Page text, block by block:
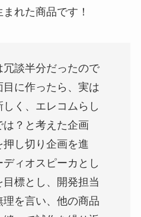
れた商品です！
談半分だったので
に作ったら、実は
く、エレコムらし
？と考えた企画
し切り企画を進
ィオスピーカとし
標とし、開発担当
を言い、他の商品